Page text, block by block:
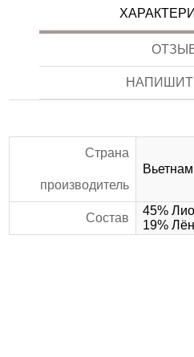
Страна
производитель
Вьетнам
Состав
45%
19% Лён